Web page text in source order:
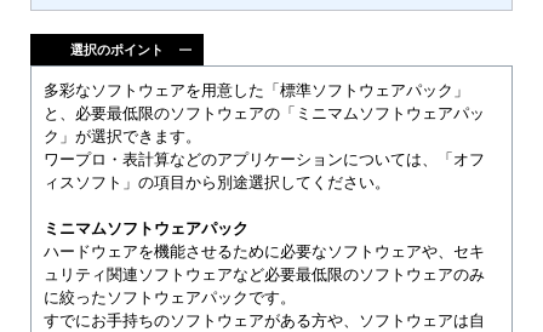
選択のポイント
多彩なソフトウェアを用意した「標準ソフトウェアパック」
と、必要最低限のソフトウェアの「ミニマムソフトウェアパッ
ク」が選択できます。
ワープロ・表計算などのアプリケーションについては、「オフ
ィスソフト」の項目から別途選択してください。
ミニマムソフトウェアパック
ハードウェアを機能させるために必要なソフトウェアや、セキ
ュリティ関連ソフトウェアなど必要最低限のソフトウェアのみ
に絞ったソフトウェアパックです。
すでにお手持ちのソフトウェアがある方や、ソフトウェアは自